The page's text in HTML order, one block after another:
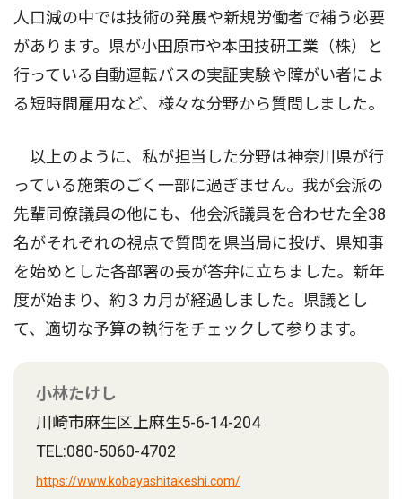
人口減の中では技術の発展や新規労働者で補う必要
があります。県が小田原市や本田技研工業（株）と
行っている自動運転バスの実証実験や障がい者によ
る短時間雇用など、様々な分野から質問しました。
以上のように、私が担当した分野は神奈川県が行
っている施策のごく一部に過ぎません。我が会派の
先輩同僚議員の他にも、他会派議員を合わせた全38
名がそれぞれの視点で質問を県当局に投げ、県知事
を始めとした各部署の長が答弁に立ちました。新年
度が始まり、約３カ月が経過しました。県議とし
て、適切な予算の執行をチェックして参ります。
小林たけし
川崎市麻生区上麻生5-6-14-204
TEL:080-5060-4702
https://www.kobayashitakeshi.com/